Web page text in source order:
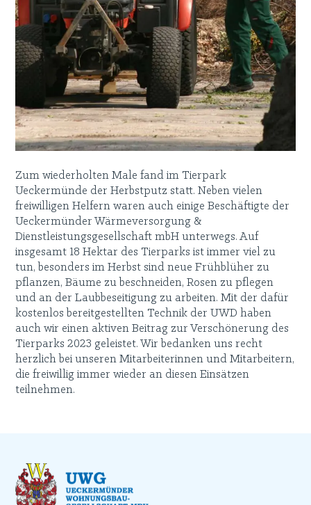
Zum wiederholten Male fand im Tierpark
Ueckermünde der Herbstputz statt. Neben vielen
freiwilligen Helfern waren auch einige Beschäftigte der
Ueckermünder Wärmeversorgung &
Dienstleistungsgesellschaft mbH unterwegs. Auf
insgesamt 18 Hektar des Tierparks ist immer viel zu
tun, besonders im Herbst sind neue Frühblüher zu
pflanzen, Bäume zu beschneiden, Rosen zu pflegen
und an der Laubbeseitigung zu arbeiten. Mit der dafür
kostenlos bereitgestellten Technik der UWD haben
auch wir einen aktiven Beitrag zur Verschönerung des
Tierparks 2023 geleistet. Wir bedanken uns recht
herzlich bei unseren Mitarbeiterinnen und Mitarbeitern,
die freiwillig immer wieder an diesen Einsätzen
teilnehmen.